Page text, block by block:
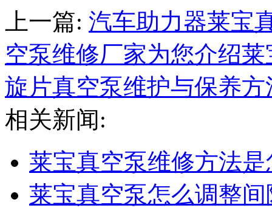
上一篇: 汽车助力器莱宝
空泵维修厂家为您介绍
旋片真空泵维护与保养方
相关新闻:
莱宝真空泵维修方法
莱宝真空泵怎么调整